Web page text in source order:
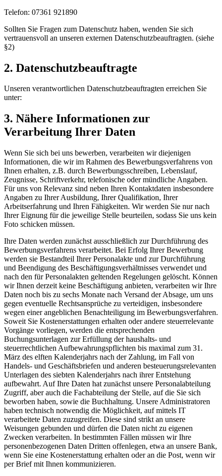
Telefon: 07361 921890
Sollten Sie Fragen zum Datenschutz haben, wenden Sie sich
vertrauensvoll an unseren externen Datenschutzbeauftragten. (siehe
§2)
2. Datenschutzbeauftragte
Unseren verantwortlichen Datenschutzbeauftragten erreichen Sie
unter:
3. Nähere Informationen zur
Verarbeitung Ihrer Daten
Wenn Sie sich bei uns bewerben, verarbeiten wir diejenigen
Informationen, die wir im Rahmen des Bewerbungsverfahrens von
Ihnen erhalten, z.B. durch Bewerbungsschreiben, Lebenslauf,
Zeugnisse, Schriftverkehr, telefonische oder mündliche Angaben.
Für uns von Relevanz sind neben Ihren Kontaktdaten insbesondere
Angaben zu Ihrer Ausbildung, Ihrer Qualifikation, Ihrer
Arbeitserfahrung und Ihren Fähigkeiten. Wir werden Sie nur nach
Ihrer Eignung für die jeweilige Stelle beurteilen, sodass Sie uns kein
Foto schicken müssen.
Ihre Daten werden zunächst ausschließlich zur Durchführung des
Bewerbungsverfahrens verarbeitet. Bei Erfolg Ihrer Bewerbung
werden sie Bestandteil Ihrer Personalakte und zur Durchführung
und Beendigung des Beschäftigungsverhältnisses verwendet und
nach den für Personalakten geltenden Regelungen gelöscht. Können
wir Ihnen derzeit keine Beschäftigung anbieten, verarbeiten wir Ihre
Daten noch bis zu sechs Monate nach Versand der Absage, um uns
gegen eventuelle Rechtsansprüche zu verteidigen, insbesondere
wegen einer angeblichen Benachteiligung im Bewerbungsverfahren.
Soweit Sie Kostenerstattungen erhalten oder andere steuerrelevante
Vorgänge vorliegen, werden die entsprechenden
Buchungsunterlagen zur Erfüllung der haushalts- und
steuerrechtlichen Aufbewahrungspflichten bis maximal zum 31.
März des elften Kalenderjahrs nach der Zahlung, im Fall von
Handels- und Geschäftsbriefen und anderen besteuerungsrelevanten
Unterlagen des siebten Kalenderjahrs nach ihrer Entstehung
aufbewahrt. Auf Ihre Daten hat zunächst unsere Personalabteilung
Zugriff, aber auch die Fachabteilung der Stelle, auf die Sie sich
beworben haben, sowie die Buchhaltung. Unsere Administratoren
haben technisch notwendig die Möglichkeit, auf mittels IT
verarbeitete Daten zuzugreifen. Diese sind strikt an unsere
Weisungen gebunden und dürfen die Daten nicht zu eigenen
Zwecken verarbeiten. In bestimmten Fällen müssen wir Ihre
personenbezogenen Daten Dritten offenlegen, etwa an unsere Bank,
wenn Sie eine Kostenerstattung erhalten oder an die Post, wenn wir
per Brief mit Ihnen kommunizieren.